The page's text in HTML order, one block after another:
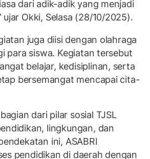
dari adik-adik yang menjadi
Okki, Selasa (28/10/2025).
juga diisi dengan olahraga
para siswa. Kegiatan tersebut
belajar, kedisiplinan, serta
bersemangat mencapai cita-
dari pilar sosial TJSL
lingkungan, dan
ini, ASABRI
pendidikan di daerah dengan